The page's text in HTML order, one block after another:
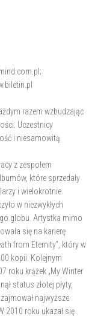
razem wzbudzając
Uczestnicy
i niesamowitą
z zespołem
które sprzedały
i wielokrotnie
w niezwykłych
globu. Artystka mimo
się na karierę
from Eternity”, który w
kopii. Kolejnym
roku krążek „My Winter
status złotej płyty,
najwyższe
2010 roku ukazał się